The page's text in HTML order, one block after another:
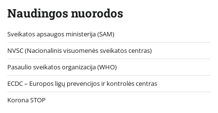
Naudingos nuorodos
Sveikatos apsaugos ministerija (SAM)
NVSC (Nacionalinis visuomenės sveikatos centras)
Pasaulio sveikatos organizacija (WHO)
ECDC – Europos ligų prevencijos ir kontrolės centras
Korona STOP